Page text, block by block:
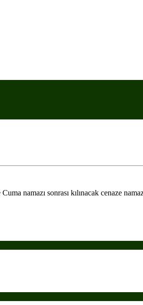
namazı sonrası kılınacak cenaze